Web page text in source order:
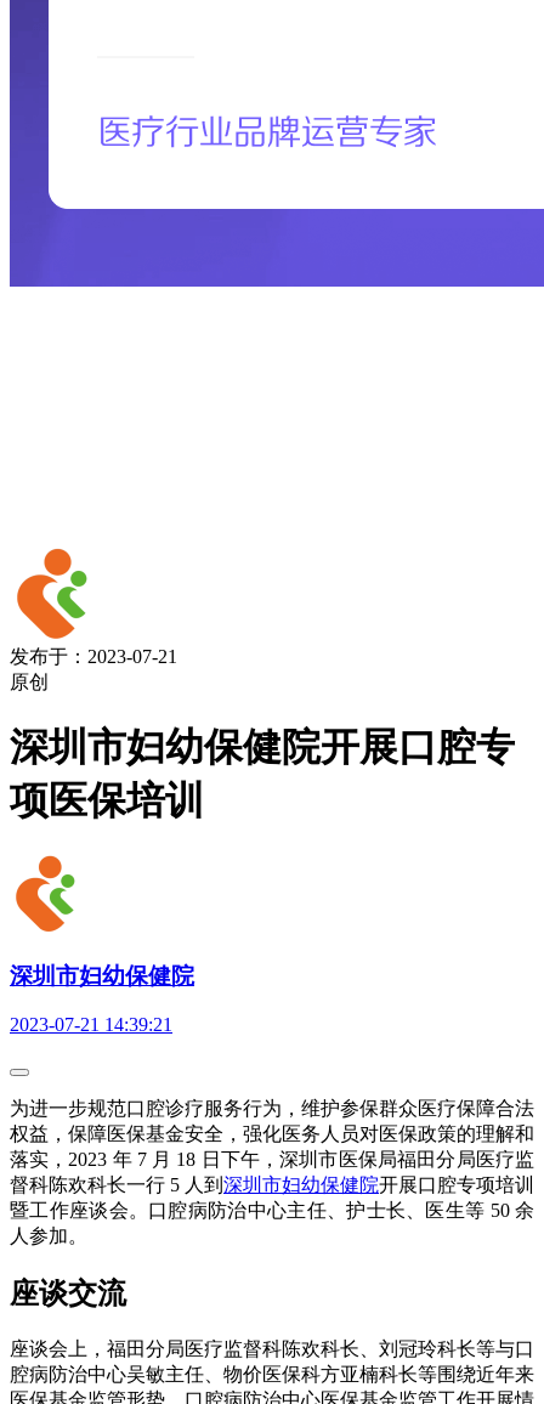
发布于：2023-07-21
原创
深圳市妇幼保健院开展口腔专
项医保培训
深圳市妇幼保健院
2023-07-21 14:39:21
为进一步规范口腔诊疗服务行为，维护参保群众医疗保障合法
权益，保障医保基金安全，强化医务人员对医保政策的理解和
落实，2023 年 7 月 18 日下午，深圳市医保局福田分局医疗监
督科陈欢科长一行 5 人到 深圳市妇幼保健院开展口腔专项培训
暨工作座谈会。口腔病防治中心主任、护士长、医生等 50 余
人参加。
座谈交流
座谈会上，福田分局医疗监督科陈欢科长、刘冠玲科长等与口
腔病防治中心吴敏主任、物价医保科方亚楠科长等围绕近年来